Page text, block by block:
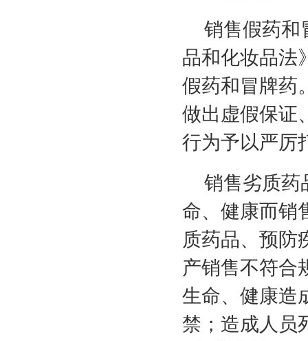
销售假药和
品和化妆品法
假药和冒牌药
做出虚假保证
行为予以严厉
销售劣质药
命、健康而销
质药品、预防
产销售不符合
生命、健康造
禁；造成人员